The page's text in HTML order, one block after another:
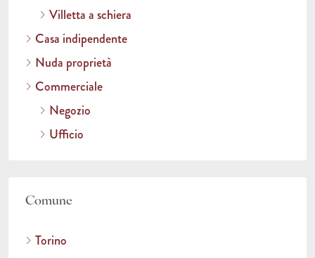
Villetta a schiera
Casa indipendente
Nuda proprietà
Commerciale
Negozio
Ufficio
Comune
Torino